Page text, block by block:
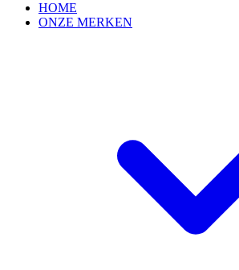
HOME
ONZE MERKEN